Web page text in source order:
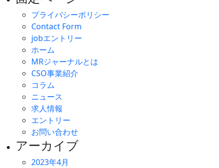
プライバシーポリシー
Contact Form
jobエントリー
ホーム
MRジャーナルとは
CSO事業紹介
コラム
ニュース
求人情報
エントリー
お問い合わせ
アーカイブ
2023年4月